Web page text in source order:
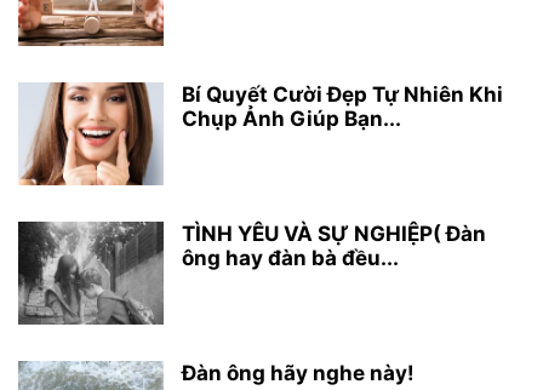
Bí Quyết Cười Đẹp Tự Nhiên Khi
Chụp Ảnh Giúp Bạn...
TÌNH YÊU VÀ SỰ NGHIỆP( Đàn
ông hay đàn bà đều...
Đàn ông hãy nghe này!